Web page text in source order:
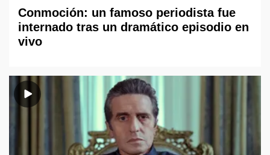
Conmoción: un famoso periodista fue
internado tras un dramático episodio en
vivo